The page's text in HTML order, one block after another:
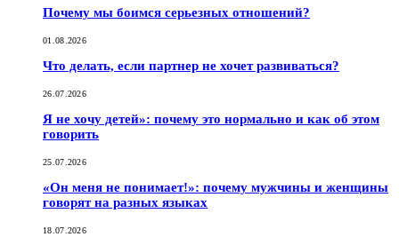
Почему мы боимся серьезных отношений?
01.08.2026
Что делать, если партнер не хочет развиваться?
26.07.2026
Я не хочу детей»: почему это нормально и как об этом
говорить
25.07.2026
«Он меня не понимает!»: почему мужчины и женщины
говорят на разных языках
18.07.2026